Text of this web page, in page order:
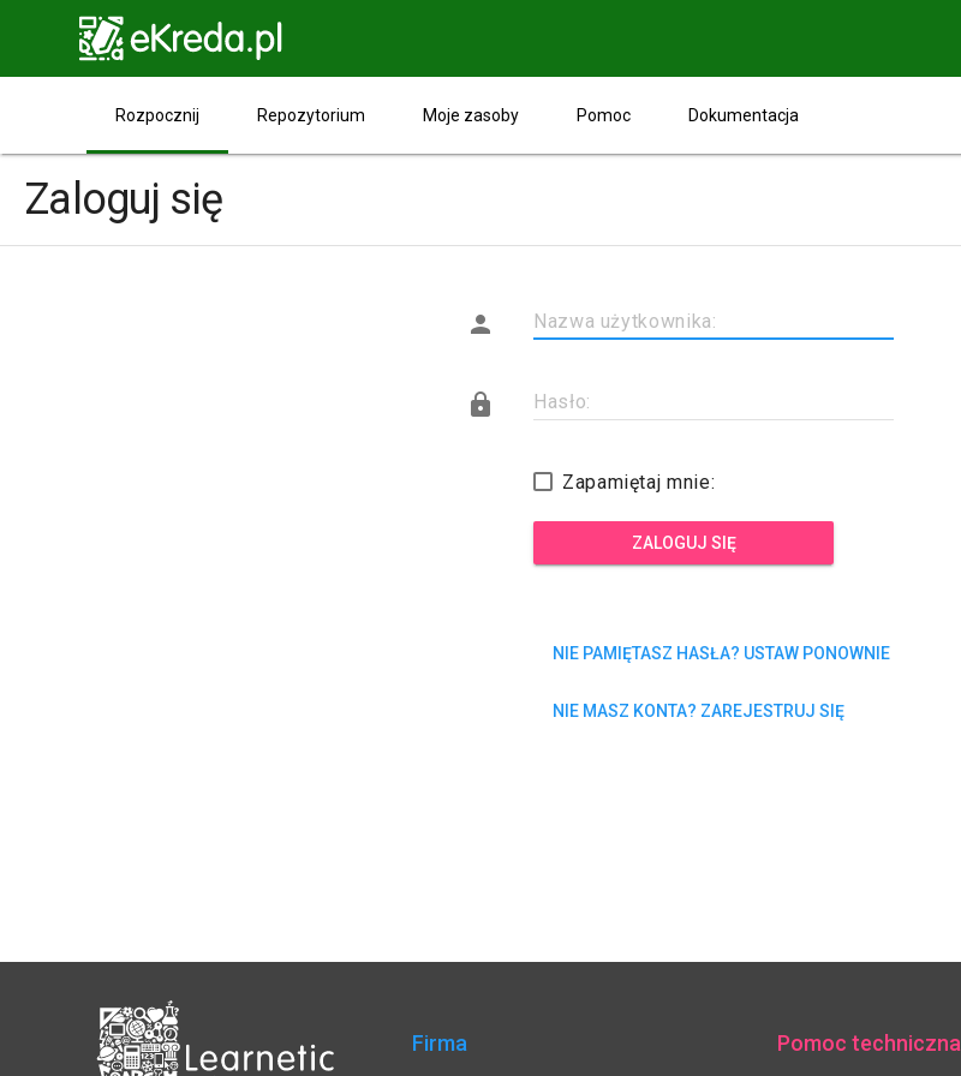
Rozpocznij Repozytorium Moje zasoby Pomoc Dokumentacja
Zaloguj się
 Nazwa użytkownika:
 Hasło:
Zapamiętaj mnie:
ZALOGUJ SIĘ
NIE PAMIĘTASZ HASŁA? USTAW PONOWNIE
NIE MASZ KONTA? ZAREJESTRUJ SIĘ
Firma Pomoc techniczna